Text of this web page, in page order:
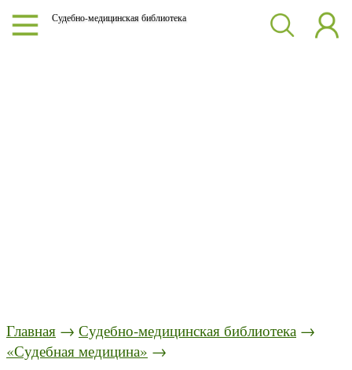
Судебно-медицинская библиотека
Главная → Судебно-медицинская библиотека →
«Судебная медицина» →